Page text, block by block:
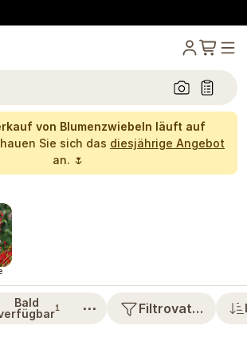
von Blumenzwiebeln läuft auf
Sie sich das diesjährige Angebot
an. 🌷
Bald
1 ⋯ Filtrovat…